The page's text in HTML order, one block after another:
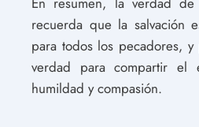
recuerda que la salvación
para todos los pecadores,
verdad para compartir el
humildad y compasión.